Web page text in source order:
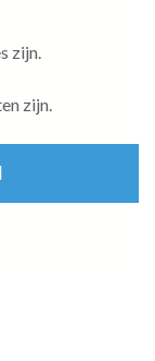
zijn.
zijn.